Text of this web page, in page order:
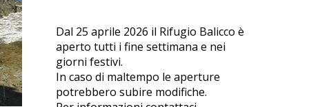
Dal 25 aprile 2026 il Rifugio Balicco è
aperto tutti i fine settimana e nei
giorni festivi.
In caso di maltempo le aperture
potrebbero subire modifiche.